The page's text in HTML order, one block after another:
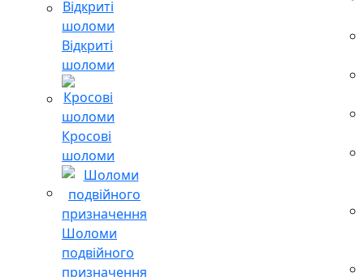
Відкриті
шоломи
Кросові
шоломи
Шоломи
подвійного
призначення